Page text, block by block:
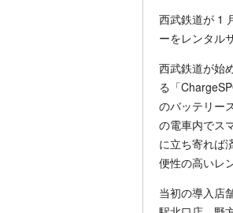
西武鉄道が 1
ーをレンタル
西武鉄道が始
る「
のバッテリー
の電車内でス
に立ち寄れば
便性の高いレ
当初の導入店